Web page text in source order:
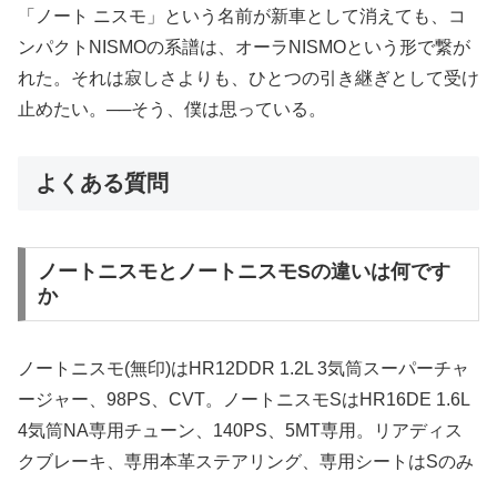
「ノート ニスモ」という名前が新車として消えても、コ
ンパクトNISMOの系譜は、オーラNISMOという形で繋が
れた。それは寂しさよりも、ひとつの引き継ぎとして受け
止めたい。──そう、僕は思っている。
よくある質問
ノートニスモとノートニスモSの違いは何です
か
ノートニスモ(無印)はHR12DDR 1.2L 3気筒スーパーチャ
ージャー、98PS、CVT。ノートニスモSはHR16DE 1.6L
4気筒NA専用チューン、140PS、5MT専用。リアディス
クブレーキ、専用本革ステアリング、専用シートはSのみ